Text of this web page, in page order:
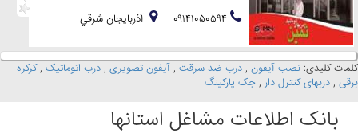
آذربايجان شرقي
کلمات کلیدی: نصب آیفون , درب ضد سرقت , آیفون تصویری , درب اتوماتیک ,کرکره
برقی , دربهای کنترل دار , جک پارکینگ
بانک اطلاعات مشاغل استانها